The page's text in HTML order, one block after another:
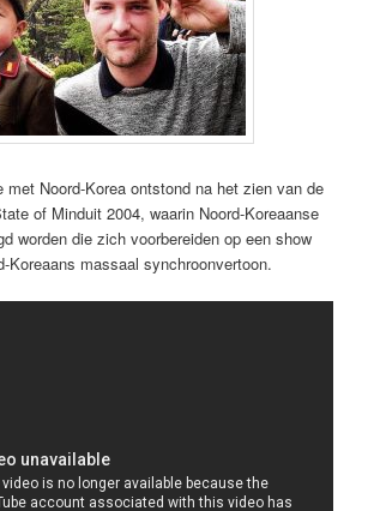
met Noord-Korea ontstond na het zien van de
of Minduit 2004, waarin Noord-Koreaanse
worden die zich voorbereiden op een show
Koreaans massaal synchroonvertoon.